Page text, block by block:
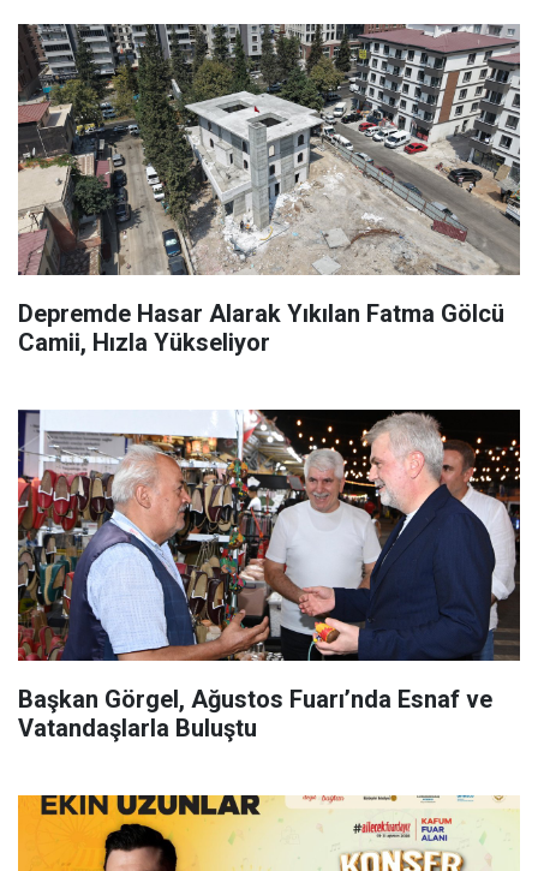
Depremde Hasar Alarak Yıkılan Fatma Gölcü
Camii, Hızla Yükseliyor
Başkan Görgel, Ağustos Fuarı’nda Esnaf ve
Vatandaşlarla Buluştu